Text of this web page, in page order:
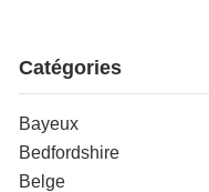
Catégories
Bayeux
Bedfordshire
Belge